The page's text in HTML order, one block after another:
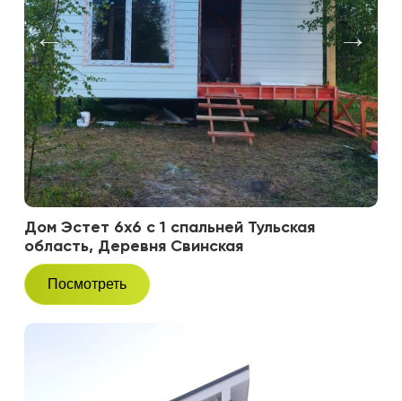
Дом Эстет 6х6 с 1 спальней Тульская
область, Деревня Свинская
Посмотреть